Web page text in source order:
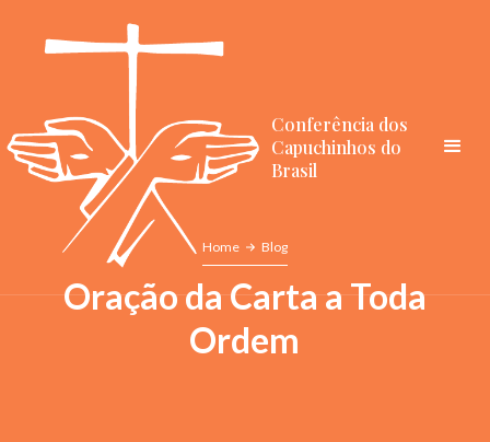
Conferência dos
Capuchinhos do
Brasil
Home Blog
Oração da Carta a Toda
Ordem